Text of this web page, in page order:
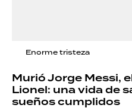
Enorme tristeza
Murió Jorge Messi,
Lionel: una vida de
sueños cumplidos